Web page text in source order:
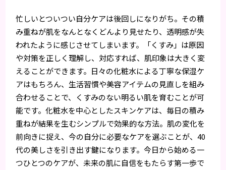
忙しいとついつい自分ケアは後回しになりがち。その積
み重ねが肌をなんとなくどんより見せたり、透明感が失
われたように感じさせてしまいます。「くすみ」は原因
や対策を正しく理解し、対応すれば、肌印象は大きく変
えることができます。日々の化粧水による丁寧な保湿ケ
アはもちろん、生活習慣や美容アイテムの見直しを組み
合わせることで、くすみのない明るい肌を育むことが可
能です。化粧水を中心としたスキンケアは、毎日の積み
重ねが結果を生むシンプルで効果的な方法。肌の変化を
前向きに捉え、今の自分に必要なケアを選ぶことが、40
代の美しさを引き出す鍵になります。今日から始める一
つひとつのケアが、未来の肌に自信をもたらす第一歩で